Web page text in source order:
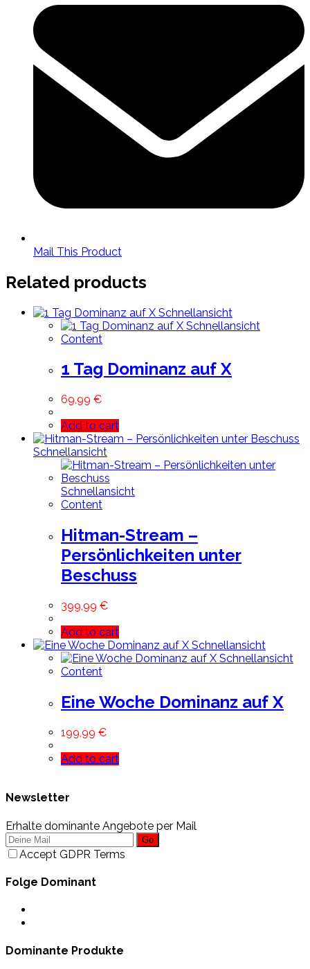
new
window
Mail This Product
Related products
Schnellansicht
Schnellansicht
Content
1 Tag Dominanz auf X
69,99 €
Add to cart
Schnellansicht
Schnellansicht
Content
Hitman-Stream –
Persönlichkeiten unter
Beschuss
399,99 €
Add to cart
Schnellansicht
Schnellansicht
Content
Eine Woche Dominanz auf X
199,99 €
Add to cart
Newsletter
Erhalte dominante Angebote per Mail
Go
Accept GDPR Terms
Folge Dominant
Dominante Produkte